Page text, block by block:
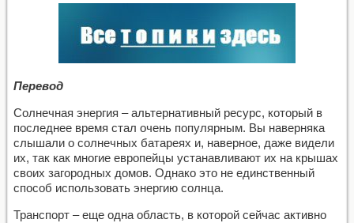
Перевод
Солнечная энергия – альтернативный ресурс, который в
последнее время стал очень популярным. Вы наверняка
слышали о солнечных батареях и, наверное, даже видели
их, так как многие европейцы устанавливают их на крышах
своих загородных домов. Однако это не единственный
способ использовать энергию солнца.
Транспорт – еще одна область, в которой сейчас активно